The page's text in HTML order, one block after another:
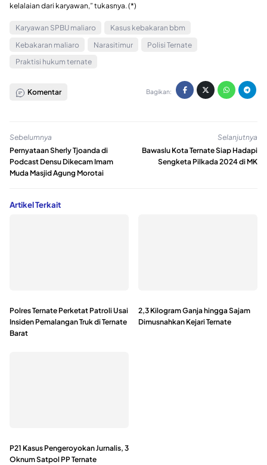
kelalaian dari karyawan,” tukasnya. (*)
Karyawan SPBU maliaro
Kasus kebakaran bbm
Kebakaran maliaro
Narasitimur
Polisi Ternate
Praktisi hukum ternate
Komentar Bagikan:
Sebelumnya
Pernyataan Sherly Tjoanda di
Podcast Densu Dikecam Imam
Muda Masjid Agung Morotai
Selanjutnya
Bawaslu Kota Ternate Siap Hadapi
Sengketa Pilkada 2024 di MK
Artikel Terkait
Polres Ternate Perketat Patroli Usai
Insiden Pemalangan Truk di Ternate
Barat
2,3 Kilogram Ganja hingga Sajam
Dimusnahkan Kejari Ternate
P21 Kasus Pengeroyokan Jurnalis, 3
Oknum Satpol PP Ternate